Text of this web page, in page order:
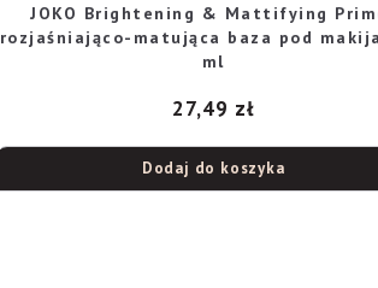
JOKO Brightening & Mattifying
rozjaśniająco-matująca baza pod
ml
27,49 zł
Dodaj do koszyka